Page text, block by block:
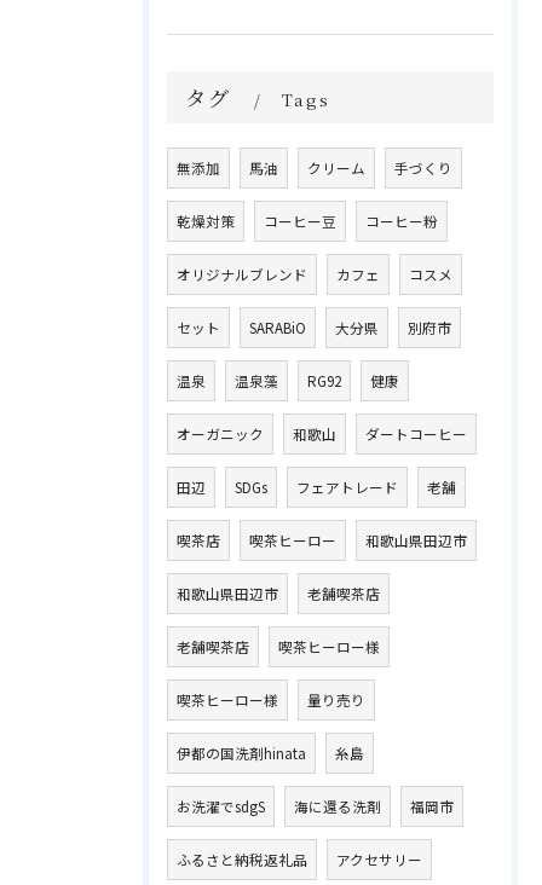
タグ Tags
無添加 馬油 クリーム 手づくり
乾燥対策 コーヒー豆 コーヒー粉
オリジナルブレンド カフェ コスメ
セット SARABiO 大分県 別府市
温泉 温泉藻 RG92 健康
オーガニック 和歌山 ダートコーヒー
田辺 SDGs フェアトレード 老舗
喫茶店 喫茶ヒーロー 和歌山県田辺市
和歌山県田辺市 老舗喫茶店
老舗喫茶店 喫茶ヒーロー様
喫茶ヒーロー様 量り売り
伊都の国洗剤hinata 糸島
お洗濯でsdgS 海に還る洗剤 福岡市
ふるさと納税返礼品 アクセサリー